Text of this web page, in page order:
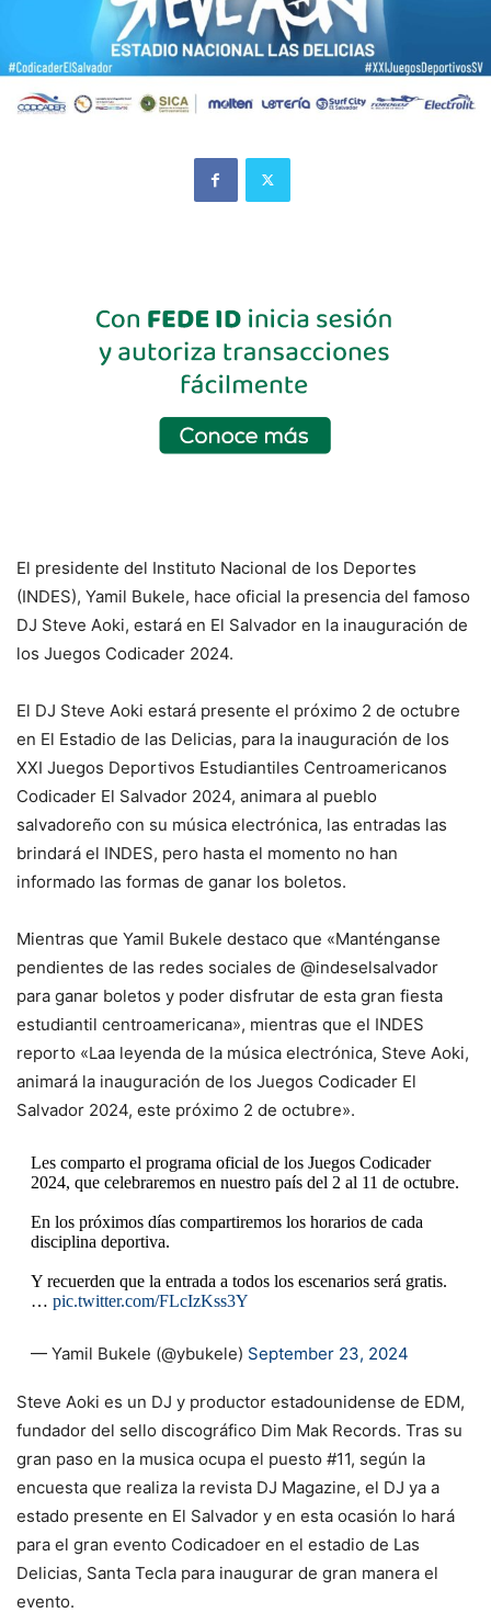
El presidente del Instituto Nacional de los Deportes
(INDES), Yamil Bukele, hace oficial la presencia del famoso
DJ Steve Aoki, estará en El Salvador en la inauguración de
los Juegos Codicader 2024.
El DJ Steve Aoki estará presente el próximo 2 de octubre
en El Estadio de las Delicias, para la inauguración de los
XXI Juegos Deportivos Estudiantiles Centroamericanos
Codicader El Salvador 2024, animara al pueblo
salvadoreño con su música electrónica, las entradas las
brindará el INDES, pero hasta el momento no han
informado las formas de ganar los boletos.
Mientras que Yamil Bukele destaco que «Manténganse
pendientes de las redes sociales de @indeselsalvador
para ganar boletos y poder disfrutar de esta gran fiesta
estudiantil centroamericana», mientras que el INDES
reporto «Laa leyenda de la música electrónica, Steve Aoki,
animará la inauguración de los Juegos Codicader El
Salvador 2024, este próximo 2 de octubre».
Les comparto el programa oficial de los Juegos Codicader
2024, que celebraremos en nuestro país del 2 al 11 de octubre.
En los próximos días compartiremos los horarios de cada
disciplina deportiva.
Y recuerden que la entrada a todos los escenarios será gratis.
… pic.twitter.com/FLcIzKss3Y
— Yamil Bukele (@ybukele) September 23, 2024
Steve Aoki es un DJ y productor estadounidense de EDM,
fundador del sello discográfico Dim Mak Records. Tras su
gran paso en la musica ocupa el puesto #11, según la
encuesta que realiza la revista DJ Magazine, el DJ ya a
estado presente en El Salvador y en esta ocasión lo hará
para el gran evento Codicadoer en el estadio de Las
Delicias, Santa Tecla para inaugurar de gran manera el
evento.